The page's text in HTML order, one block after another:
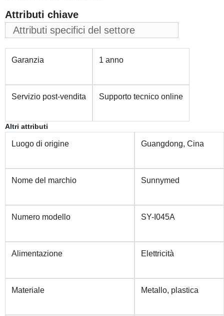
Attributi chiave
Attributi specifici del settore
Garanzia 1 anno
Servizio post-vendita Supporto tecnico online
Altri attributi
Luogo di origine Guangdong, Cina
Nome del marchio Sunnymed
Numero modello SY-I045A
Alimentazione Elettricità
Materiale Metallo, plastica